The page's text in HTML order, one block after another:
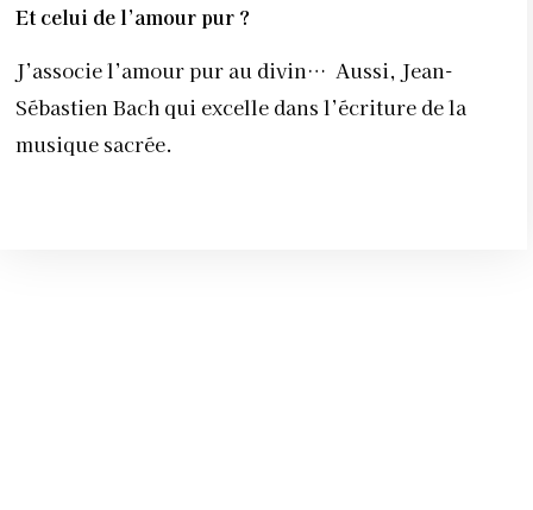
Et celui de l’amour pur ?
J’associe l’amour pur au divin… Aussi, Jean-
Sébastien Bach qui excelle dans l’écriture de la
musique sacrée.